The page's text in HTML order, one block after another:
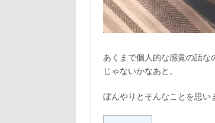
あくまで個人的な感覚の話
じゃないかなあと。
ぼんやりとそんなことを思い